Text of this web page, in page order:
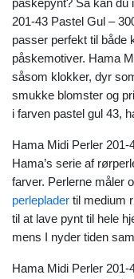
påskepynt? Så kan
201-43 Pastel Gul –
passer perfekt til både
påskemotiver. Hama
såsom klokker, dyr
smukke blomster og
i farven pastel gul 43,
Hama Midi Perler
Hama’s serie af
farver. Perlerne måler
perleplader til medium
til at lave pynt til hele
mens I nyder tiden
Hama Midi Perler